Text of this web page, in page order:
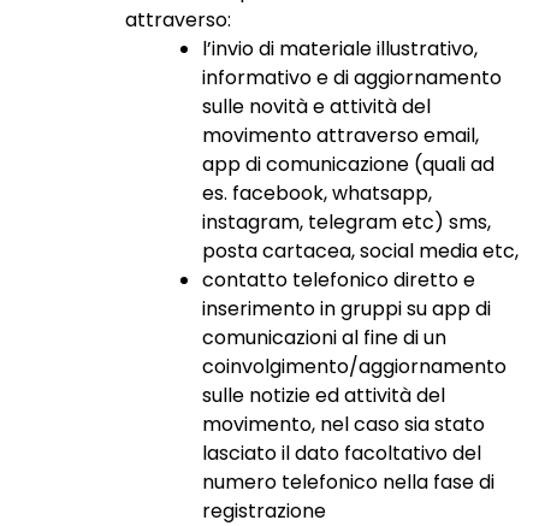
attraverso:
l’invio di materiale illustrativo,
informativo e di aggiornamento
sulle novità e attività del
movimento attraverso email,
app di comunicazione (quali ad
es. facebook, whatsapp,
instagram, telegram etc) sms,
posta cartacea, social media etc,
contatto telefonico diretto e
inserimento in gruppi su app di
comunicazioni al fine di un
coinvolgimento/aggiornamento
sulle notizie ed attività del
movimento, nel caso sia stato
lasciato il dato facoltativo del
numero telefonico nella fase di
registrazione